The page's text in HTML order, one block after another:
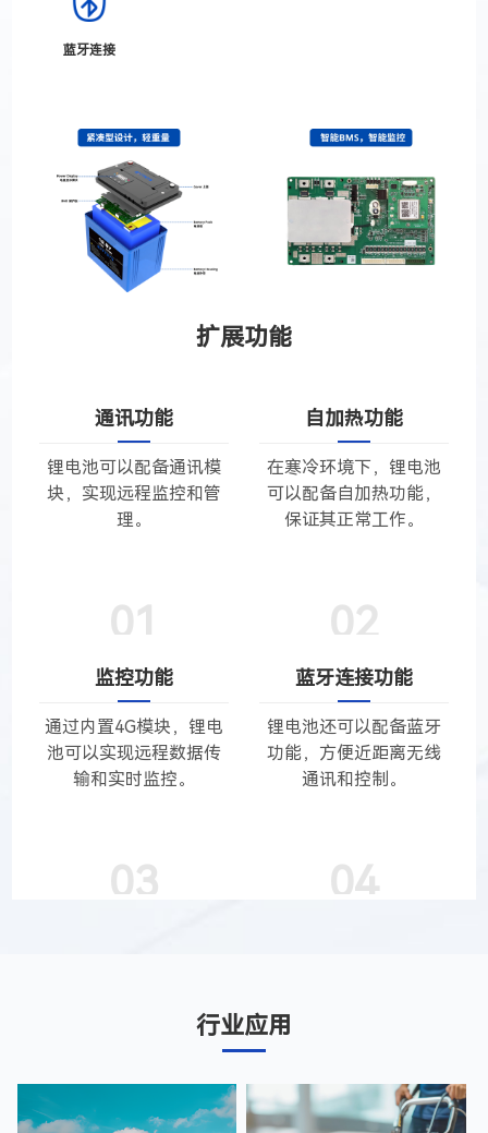
蓝牙连接
扩展功能
通讯功能
锂电池可以配备通讯模
块，实现远程监控和管
理。
01
自加热功能
在寒冷环境下，锂电池
可以配备自加热功能，
保证其正常工作。
02
监控功能
通过内置4G模块，锂电
池可以实现远程数据传
输和实时监控。
03
蓝牙连接功能
锂电池还可以配备蓝牙
功能，方便近距离无线
通讯和控制。
04
行业应用